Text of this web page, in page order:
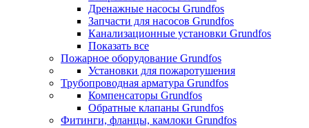
Дренажные насосы Grundfos
Запчасти для насосов Grundfos
Канализационные установки Grundfos
Показать все
Пожарное оборудование Grundfos
Установки для пожаротушения
Трубопроводная арматура Grundfos
Компенсаторы Grundfos
Обратные клапаны Grundfos
Фитинги, фланцы, камлоки Grundfos